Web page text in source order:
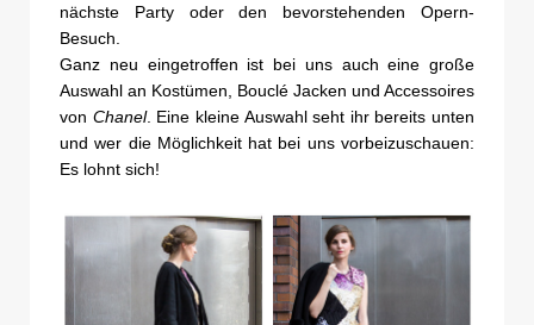
nächste Party oder den bevorstehenden Opern-
Besuch.
Ganz neu eingetroffen ist bei uns auch eine große
Auswahl an Kostümen, Bouclé Jacken und Accessoires
von Chanel. Eine kleine Auswahl seht ihr bereits unten
und wer die Möglichkeit hat bei uns vorbeizuschauen:
Es lohnt sich!